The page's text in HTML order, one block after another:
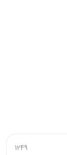
1249